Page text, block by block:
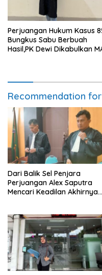
Perjuangan Hukum Kasus
Bungkus Sabu Berbuah
Hasil,PK Dewi Dikabulkan
Recommendation for
Dari Balik Sel Penjara
Perjuangan Alex Saputra
Mencari Keadilan Akhirnya